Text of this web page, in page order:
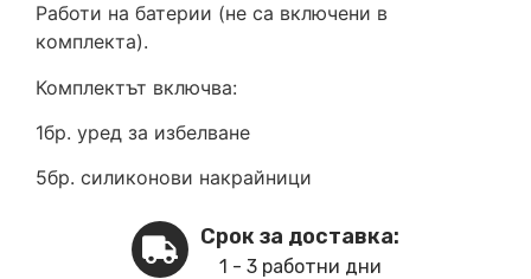
Работи на батерии (не са включени в
комплекта).
Комплектът включва:
1бр. уред за избелване
5бр. силиконови накрайници
Срок за доставка:
1 - 3 работни дни